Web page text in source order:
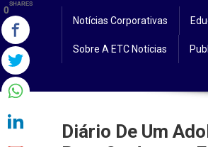
Notícias Corporativas
Sobre A ETC Notícias
Diário De Um
0SHARES